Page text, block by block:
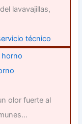
lavavajillas,
técnico
olor fuerte al